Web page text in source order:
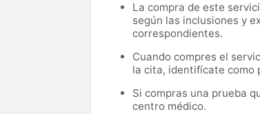
La compra de este
según las inclusiones y
correspondientes.
Cuando compres el
la cita, identifícate como
Si compras una prueba
centro médico.